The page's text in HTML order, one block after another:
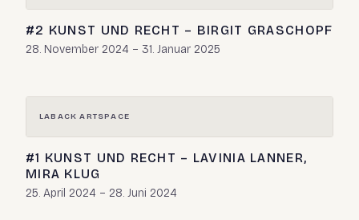
#2 KUNST UND RECHT – BIRGIT GRASCHOPF
28. November 2024 – 31. Januar 2025
LABACK ARTSPACE
#1 KUNST UND RECHT – LAVINIA LANNER,
MIRA KLUG
25. April 2024 – 28. Juni 2024